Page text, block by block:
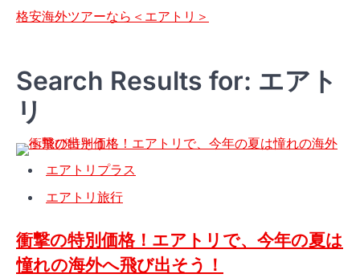
格安海外ツアーなら＜エアトリ＞
Search Results for: エアト
リ
エアトリプラス
エアトリ旅行
衝撃の特別価格！エアトリで、今年の夏は
憧れの海外へ飛び出そう！